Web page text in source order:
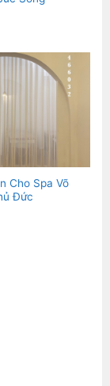
Cho Spa Võ
Đức